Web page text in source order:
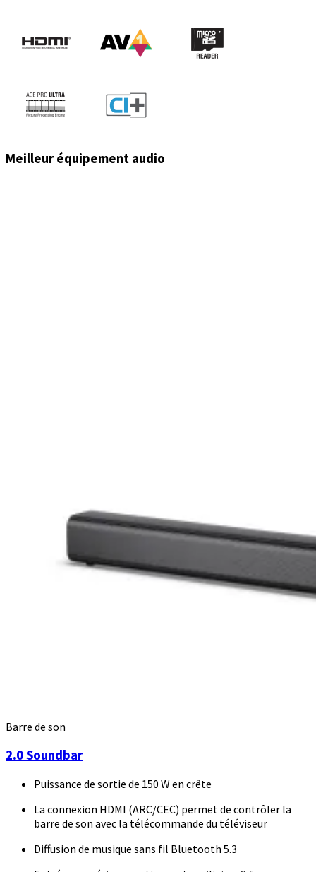
Meilleur équipement audio
Barre de son
2.0 Soundbar
Puissance de sortie de 150 W en crête
La connexion HDMI (ARC/CEC) permet de contrôler la
barre de son avec la télécommande du téléviseur
Diffusion de musique sans fil Bluetooth 5.3